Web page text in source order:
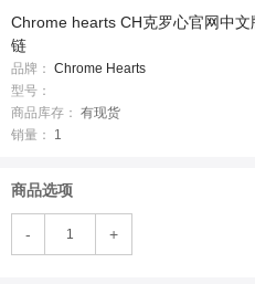
Chrome hearts CH克罗心官网中
链
品牌： Chrome Hearts
型号：
商品库存： 有现货
销量：
1
商品选项
- +